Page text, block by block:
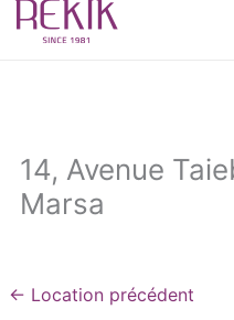
14, Avenue
Marsa
← Location précédent